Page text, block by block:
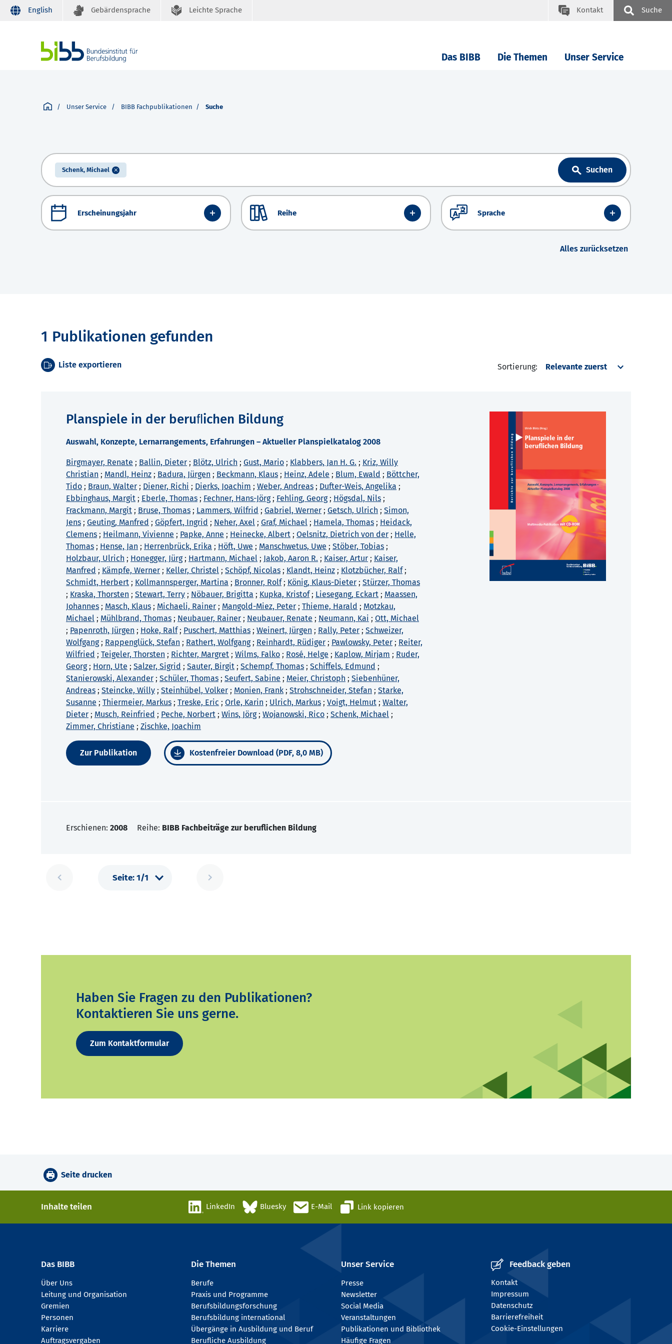
English Gebärdensprache Leichte Sprache Kontakt Suche
Das BIBB Die Themen Unser Service
Unser Service BIBB Fachpublikationen Suche
Schenk, Michael Suchen
Erscheinungsjahr Reihe Sprache
Alles zurücksetzen
1 Publikationen gefunden
Liste exportieren Sortierung:
Planspiele in der beruﬂichen Bildung
Auswahl, Konzepte, Lernarrangements, Erfahrungen – Aktueller Planspielkatalog 2008
Birgmayer, Renate ; Ballin, Dieter ; Blötz, Ulrich ; Gust, Mario ; Klabbers, Jan H. G. ; Kriz, Willy
Christian ; Mandl, Heinz ; Badura, Jürgen ; Beckmann, Klaus ; Heinz, Adele ; Blum, Ewald ; Böttcher,
Tido ; Braun, Walter ; Diener, Richi ; Dierks, Joachim ; Weber, Andreas ; Dufter-Weis, Angelika ;
Ebbinghaus, Margit ; Eberle, Thomas ; Fechner, Hans-Jörg; Fehling, Georg; Högsdal, Nils ;
Frackmann, Margit ; Bruse, Thomas ; Lammers, Wilfrid ; Gabriel, Werner ; Getsch, Ulrich ; Simon,
Jens ; Geuting, Manfred ; Göpfert, Ingrid ; Neher, Axel ; Graf, Michael ; Hamela, Thomas ; Heidack,
Clemens ; Heilmann, Vivienne ; Papke, Anne ; Heinecke, Albert ; Oelsnitz, Dietrich von der ; Helle,
Thomas ; Hense, Jan ; Herrenbrück, Erika ; Höft, Uwe ; Manschwetus, Uwe ; Stöber, Tobias ;
Holzbaur, Ulrich ; Honegger, Jürg; Hartmann, Michael ; Jakob, Aaron R. ; Kaiser, Artur ; Kaiser,
Manfred ; Kämpfe, Werner ; Keller, Christel ; Schöpf, Nicolas ; Klandt, Heinz ; Klotzbücher, Ralf;
Schmidt, Herbert ; Kollmannsperger, Martina ; Bronner, Rolf; König, Klaus-Dieter ; Stürzer, Thomas
; Kraska, Thorsten ; Stewart, Terry ; Nöbauer, Brigitta ; Kupka, Kristof; Liesegang, Eckart ; Maassen,
Johannes ; Masch, Klaus ; Michaeli, Rainer ; Mangold-Miez, Peter ; Thieme, Harald ; Motzkau,
Michael ; Mühlbrand, Thomas ; Neubauer, Rainer ; Neubauer, Renate ; Neumann, Kai ; Ott, Michael
; Papenroth, Jürgen ; Hoke, Ralf; Puschert, Matthias ; Weinert, Jürgen ; Rally, Peter ; Schweizer,
Wolfgang; Rappenglück, Stefan ; Rathert, Wolfgang; Reinhardt, Rüdiger ; Pawlowsky, Peter ; Reiter,
Wilfried ; Teigeler, Thorsten ; Richter, Margret ; Wilms, Falko ; Rosé, Helge ; Kaplow, Mirjam ; Ruder,
Georg; Horn, Ute ; Salzer, Sigrid ; Sauter, Birgit ; Schempf, Thomas ; Schiffels, Edmund ;
Stanierowski, Alexander ; Schüler, Thomas ; Seufert, Sabine ; Meier, Christoph ; Siebenhüner,
Andreas ; Steincke, Willy ; Steinhübel, Volker ; Monien, Frank ; Strohschneider, Stefan ; Starke,
Susanne ; Thiermeier, Markus ; Treske, Eric ; Orle, Karin ; Ulrich, Markus ; Voigt, Helmut ; Walter,
Dieter ; Musch, Reinfried ; Peche, Norbert ; Wins, Jörg; Wojanowski, Rico ; Schenk, Michael ;
Zimmer, Christiane ; Zischke, Joachim
Zur Publikation Kostenfreier Download (PDF, 8,0 MB)
Erschienen: 2008 Reihe: BIBB Fachbeiträge zur beruflichen Bildung
Haben Sie Fragen zu den Publikationen?
Kontaktieren Sie uns gerne.
Zum Kontaktformular
Seite drucken
Inhalte teilen LinkedIn Bluesky E-Mail Link kopieren
Das BIBB
Über Uns
Leitung und Organisation
Gremien
Personen
Karriere
Auftragsvergaben
Die Themen
Berufe
Praxis und Programme
Berufsbildungsforschung
Berufsbildung international
Übergänge in Ausbildung und Beruf
Berufliche Ausbildung
Unser Service
Presse
Newsletter
Social Media
Veranstaltungen
Publikationen und Bibliothek
Häufige Fragen
Feedback geben
Kontakt
Impressum
Datenschutz
Barrierefreiheit
Cookie-Einstellungen